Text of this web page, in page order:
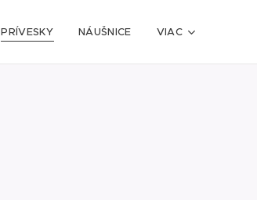
PRÍVESKY NÁUŠNICE VIAC